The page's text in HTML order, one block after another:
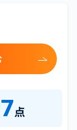
点